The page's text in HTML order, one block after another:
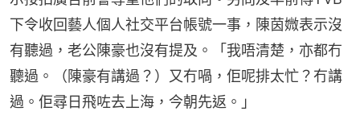
下令收回藝人個人社交平台帳號一事，陳茵媺表示沒
有聽過，老公陳豪也沒有提及。「我唔清楚，亦都冇
聽過。（陳豪有講過？）又冇喎，佢呢排太忙？冇講
過。佢尋日飛咗去上海，今朝先返。」